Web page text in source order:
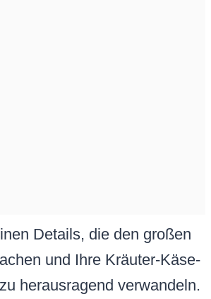
Details, die den großen
und Ihre Kräuter-Käse-
herausragend verwandeln.